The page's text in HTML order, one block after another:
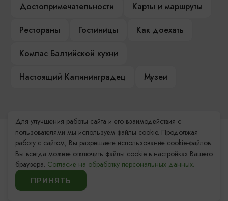
Достопримечательности
Карты и маршруты
Рестораны
Гостиницы
Как доехать
Компас Балтийской кухни
Настоящий Калининградец
Музеи
Контакты Туристского
информационного центра
+7 (4012) 555-200
Для улучшения работы сайта и его взаимодействия с
пользователями мы используем файлы cookie. Продолжая
работу с сайтом, Вы разрешаете использование cookie-файлов.
Вы всегда можете отключить файлы cookie в настройках Вашего
браузера. Согласие на обработку персональных данных.
ПРИНЯТЬ